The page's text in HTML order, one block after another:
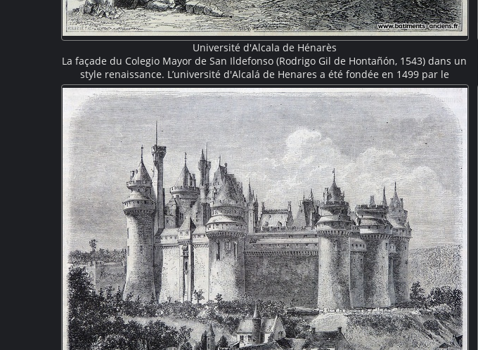
Université d'Alcala de Hénarès
La façade du Colegio Mayor de San Ildefonso (Rodrigo Gil de Hontañón, 1543) dans un
style renaissance. L’université d'Alcalá de Henares a été fondée en 1499 par le
cardinal Francisco Jiménez de Cisneros.